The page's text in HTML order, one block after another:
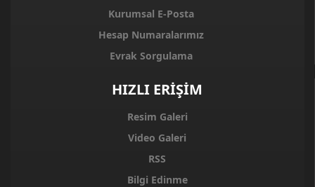
Kurumsal E-Posta
Hesap Numaralarımız
Evrak Sorgulama
HIZLI ERİŞİM
Resim Galeri
Video Galeri
RSS
Bilgi Edinme